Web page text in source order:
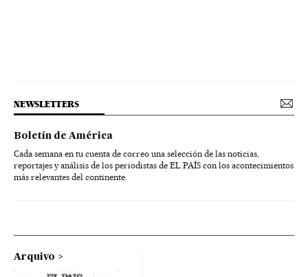
NEWSLETTERS
Boletín de América
Cada semana en tu cuenta de correo una selección de las noticias,
reportajes y análisis de los periodistas de EL PAÍS con los acontecimientos
más relevantes del continente.
Arquivo